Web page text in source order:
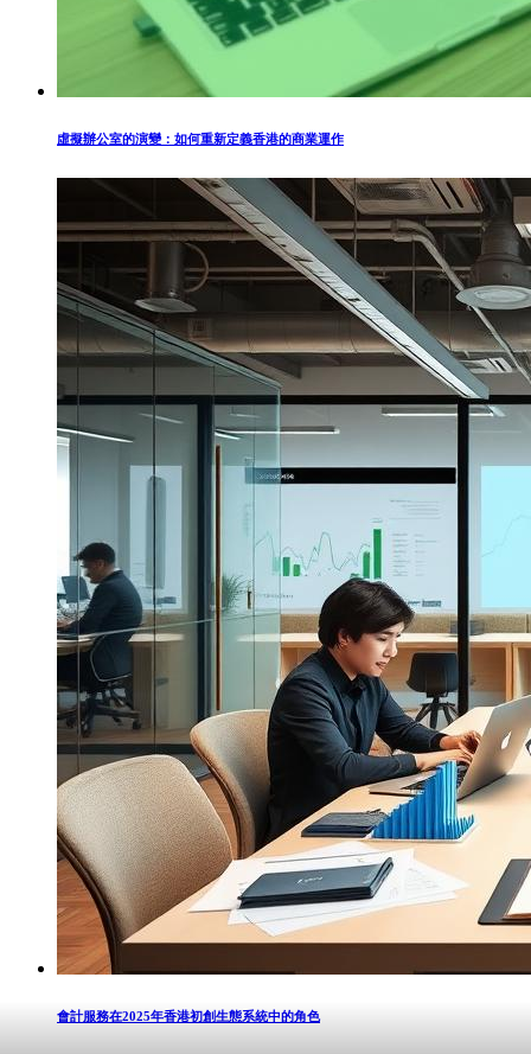
虛擬辦公室的演變：如何重新定義香港的商業運作
會計服務在2025年香港初創生態系統中的角色